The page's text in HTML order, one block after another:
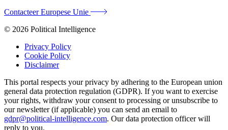
Contacteer Europese Unie
© 2026 Political Intelligence
Privacy Policy
Cookie Policy
Disclaimer
This portal respects your privacy by adhering to the European union
general data protection regulation (GDPR). If you want to exercise
your rights, withdraw your consent to processing or unsubscribe to
our newsletter (if applicable) you can send an email to
gdpr@political-intelligence.com. Our data protection officer will
reply to you.